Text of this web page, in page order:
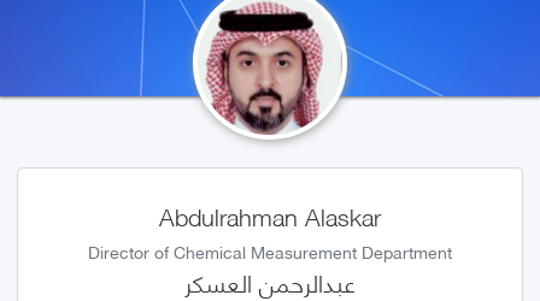
Abdulrahman Alaskar
Director of Chemical Measurement Department
عبدالرحمن العسكر